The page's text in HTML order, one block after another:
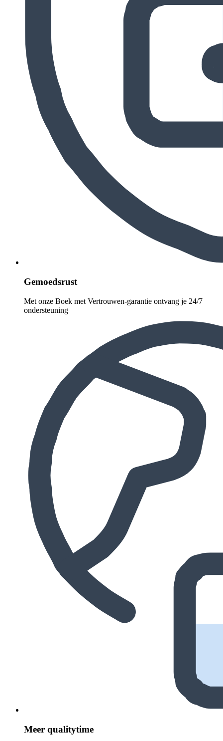
Gemoedsrust
Met onze Boek met Vertrouwen-garantie ontvang je 24/7
ondersteuning
Meer quali­ty­time